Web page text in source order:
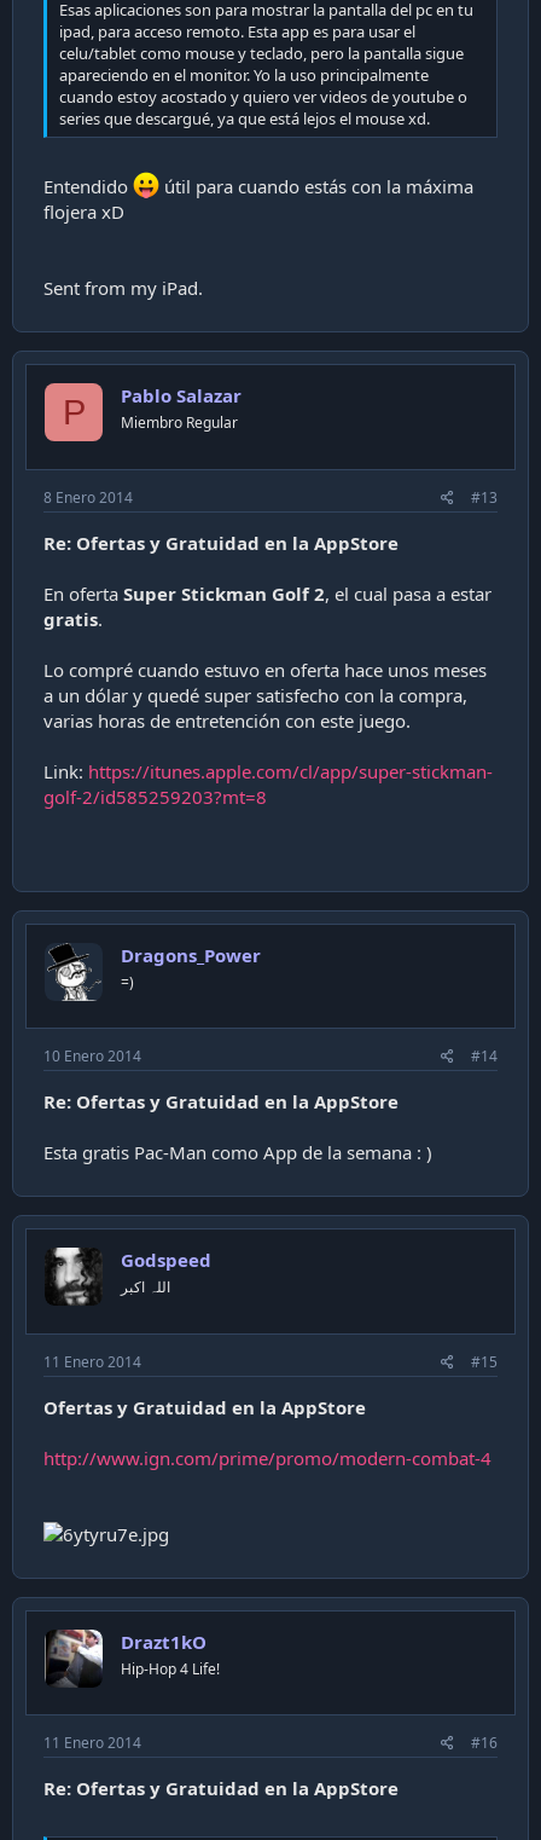
Esas aplicaciones son para mostrar la pantalla del pc en tu
ipad, para acceso remoto. Esta app es para usar el
celu/tablet como mouse y teclado, pero la pantalla sigue
apareciendo en el monitor. Yo la uso principalmente
cuando estoy acostado y quiero ver videos de youtube o
series que descargué, ya que está lejos el mouse xd.
Entendido
útil para cuando estás con la máxima
flojera xD
Sent from my iPad.
P Pablo Salazar
Miembro Regular
8 Enero 2014 #13
Re: Ofertas y Gratuidad en la AppStore
En oferta Super Stickman Golf 2, el cual pasa a estar
gratis.
Lo compré cuando estuvo en oferta hace unos meses
a un dólar y quedé super satisfecho con la compra,
varias horas de entretención con este juego.
Link: https://itunes.apple.com/cl/app/super-stickman-
golf-2/id585259203?mt=8
Dragons_Power
=)
10 Enero 2014 #14
Re: Ofertas y Gratuidad en la AppStore
Esta gratis Pac-Man como App de la semana : )
Godspeed
اللہ اکبر
11 Enero 2014 #15
Ofertas y Gratuidad en la AppStore
http://www.ign.com/prime/promo/modern-combat-4
Drazt1kO
Hip-Hop 4 Life!
11 Enero 2014 #16
Re: Ofertas y Gratuidad en la AppStore